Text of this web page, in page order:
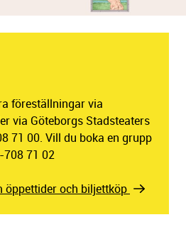
föreställningar via
via Göteborgs Stadsteaters
71 00. Vill du boka en grupp
708 71 02
öppettider och biljettköp